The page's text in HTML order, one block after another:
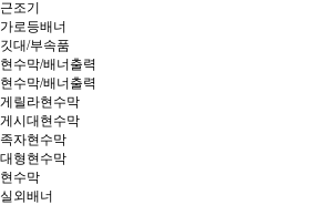
근조기
가로등배너
깃대/부속품
현수막/배너출력
현수막/배너출력
게릴라현수막
게시대현수막
족자현수막
대형현수막
현수막
실외배너